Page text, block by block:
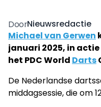
DoorNieuwsredactie
Michael van Gerwen
januari 2025, in
het PDC World Darts
De Nederlandse
middagsessie, die om